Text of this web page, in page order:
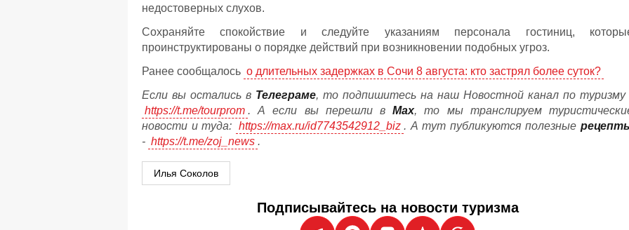
недостоверных слухов.
Сохраняйте спокойствие и следуйте указаниям персонала гостиниц,
проинструктированы о порядке действий при возникновении подобных угроз.
Ранее сообщалось о длительных задержках в Сочи 8 августа: кто застрял более суток?
Если вы остались в Телеграме, то подпишитесь на наш Новостной канал по туризму
https://t.me/tourprom . А если вы перешли вМах, то мы транслируем
новости и туда: https://max.ru/id7743542912_biz . А тут публикуются полезные
- https://t.me/zoj_news .
Илья Соколов
Подписывайтесь на новости туризма